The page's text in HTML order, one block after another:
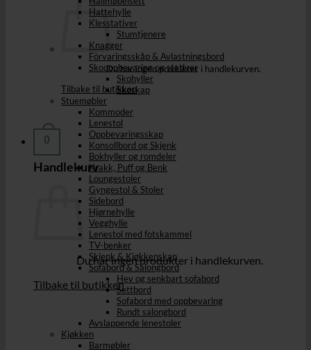
Du har ingen produkter i handlekurven.
Tilbake til butikken
0
Handlekurv
Du har ingen produkter i handlekurven.
Tilbake til butikken
Hattehylle
Klesstativer
Stumtjenere
Knagger
Förvaringsskåp & Avlastningsbord
Skooppbevaring og stativer
Skohyller
Skoskap
Stuemøbler
Kommoder
Lenestol
Oppbevaringsskap
Konsollbord og Skjenk
Bokhyller og romdeler
Krakk, Puff og Benk
Loungestoler
Gyngestol & Stoler
Sidebord
Hjørnehylle
Vegghylle
Lenestol med fotskammel
TV-benker
Skjenk & Kjøkkenskap
Sofabord & Salongbord
Hev og senkbart sofabord
Settbord
Sofabord med oppbevaring
Rundt salongbord
Avslappende lenestoler
Kjøkken
Barmøbler